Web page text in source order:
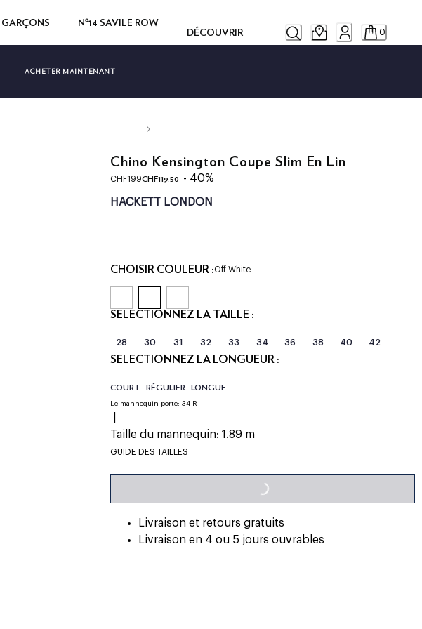
GARÇONS
Nº14 SAVILE ROW
DÉCOUVRIR
0
| ACHETER MAINTENANT
Chino Kensington Coupe Slim En Lin
CHF199
original price CHF199
CHF119.50
current price CHF119.50
- 40%
HACKETT LONDON
CHOISIR COULEUR :Off White
SÉLECTIONNEZ LA TAILLE :
28 30 31 32 33 34 36 38 40 42
SÉLECTIONNEZ LA LONGUEUR :
COURT RÉGULIER LONGUE
Le mannequin porte:34 R
Taille du mannequin:1.89 m
GUIDE DES TAILLES LOADING...
Livraison et retours gratuits
Livraison en 4 ou 5 jours ouvrables